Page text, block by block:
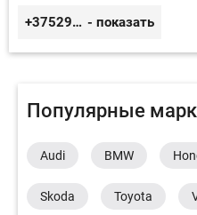
+375296605852 - показать
Популярные
Audi BMW
Skoda Toyota